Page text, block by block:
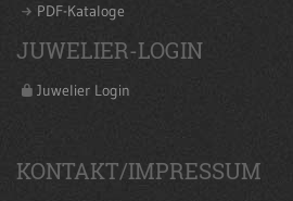
PDF-Kataloge
JUWELIER-LOGIN
Juwelier Login
KONTAKT/IMPRESSUM